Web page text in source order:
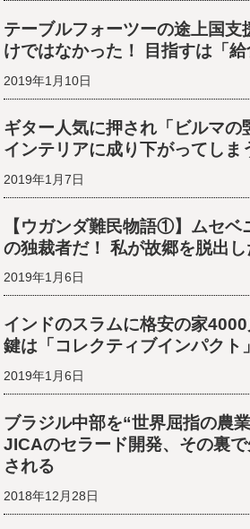
テーブルフォーツーの途上国支
けではなかった！ 目指すは「給
2019年1月10日
ギター人気に押され「ビルマの
インテリアに成り下がってしま
2019年1月7日
【ウガンダ難民物語①】ムセベ
の独裁者だ！ 私が故郷を脱出し
2019年1月6日
インドのスラムに格安の家
鍵は「コレクティブインパクト
2019年1月6日
ブラジル中部を“世界屈指の農
JICAのセラード開発、その裏
される
2018年12月28日